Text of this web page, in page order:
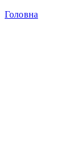
Головна